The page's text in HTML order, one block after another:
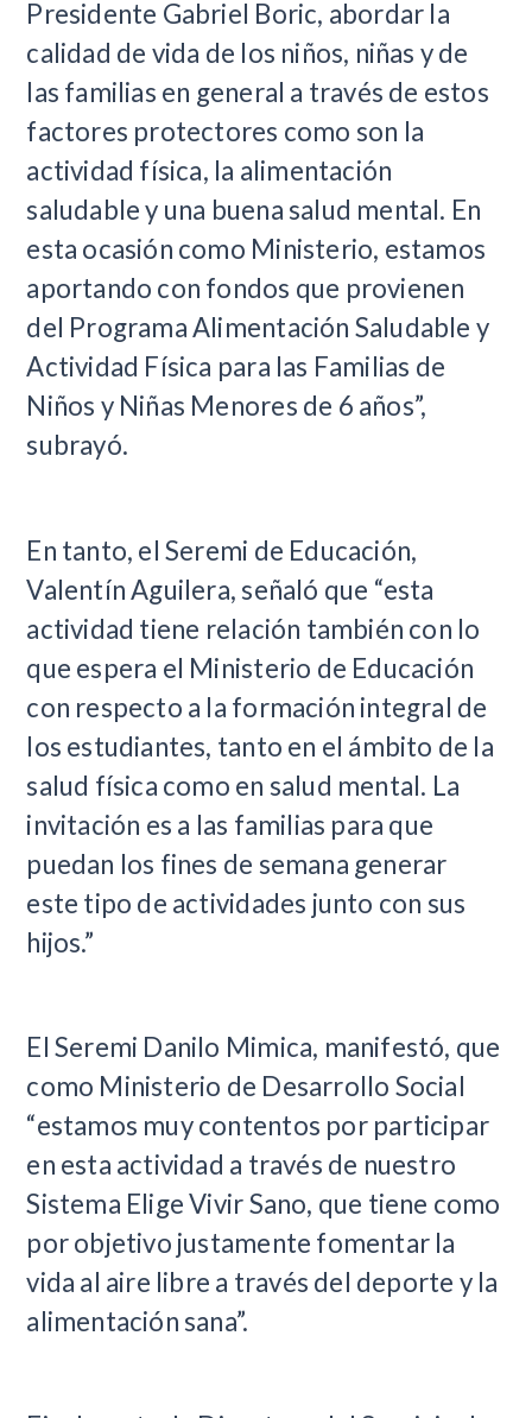
Presidente Gabriel Boric, abordar la
calidad de vida de los niños, niñas y de
las familias en general a través de estos
factores protectores como son la
actividad física, la alimentación
saludable y una buena salud mental. En
esta ocasión como Ministerio, estamos
aportando con fondos que provienen
del Programa Alimentación Saludable y
Actividad Física para las Familias de
Niños y Niñas Menores de 6 años”,
subrayó.
En tanto, el Seremi de Educación,
Valentín Aguilera, señaló que “esta
actividad tiene relación también con lo
que espera el Ministerio de Educación
con respecto a la formación integral de
los estudiantes, tanto en el ámbito de la
salud física como en salud mental. La
invitación es a las familias para que
puedan los fines de semana generar
este tipo de actividades junto con sus
hijos.”
El Seremi Danilo Mimica, manifestó, que
como Ministerio de Desarrollo Social
“estamos muy contentos por participar
en esta actividad a través de nuestro
Sistema Elige Vivir Sano, que tiene como
por objetivo justamente fomentar la
vida al aire libre a través del deporte y la
alimentación sana”.